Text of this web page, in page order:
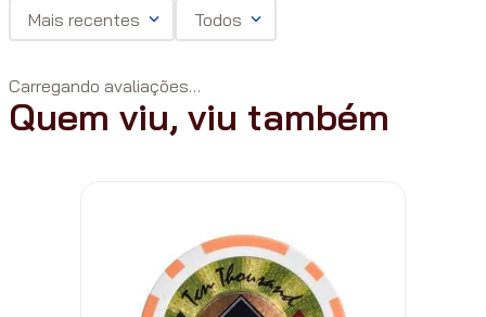
Mais recentes Todos
Carregando avaliações…
Quem viu, viu também